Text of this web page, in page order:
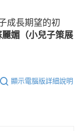
成長期望的初
媚（小兒子策展
顯示電腦版詳細說明